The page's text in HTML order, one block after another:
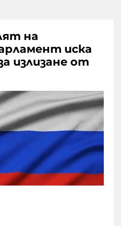
на
иска
излизане от